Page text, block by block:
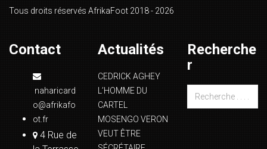
Tous droits réservés AfrikaFoot 2018 - 2026
Contact
naharicard
o@afrikafo
ot.fr
4 Rue de
Actualités
CEDRICK AGHEY
L’HOMME DU
CARTEL
MOSENGO VERON
VEUT ÊTRE
Recherche
r